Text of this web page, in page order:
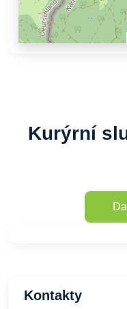
Kurýrní
Kontakty